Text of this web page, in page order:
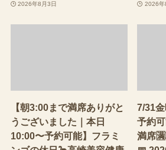
2026年8月3日 2026年
【朝3:00まで満席ありがと
うございました｜本日
10:00〜予約可能】フラミ
7/31
予約
満席